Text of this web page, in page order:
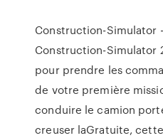
Construction-Simulator
Construction-Simulator
pour prendre les
de votre première
conduire le camion
creuser laGratuite,